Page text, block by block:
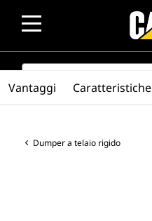
SEARCH
Dumper a telaio rigido
Vantaggi Caratteristiche